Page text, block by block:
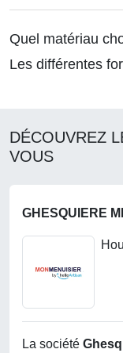
Quel matériau
Les différentes
DÉCOUVREZ
VOUS
GHESQUIERE
La société